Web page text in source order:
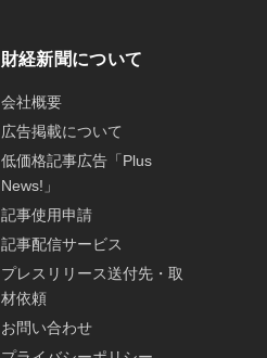
財経新聞について
会社概要
広告掲載について
低価格記事広告「Plus
News!」
記事使用申請
記事配信サービス
プレスリリース送付先・取
材依頼
お問い合わせ